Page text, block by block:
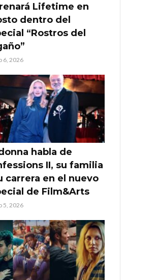
Lifetime en
dentro del
“Rostros del
6, 2026
habla de
II, su familia
carrera en el nuevo
de Film&Arts
5, 2026